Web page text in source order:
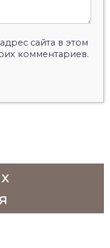
сайта в этом
комментариев.